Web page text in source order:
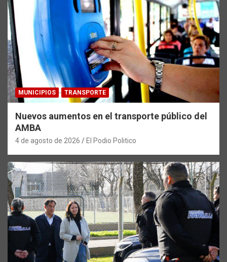
MUNICIPIOS TRANSPORTE
Nuevos aumentos en el transporte público del
AMBA
4 de agosto de 2026 El Podio Politico